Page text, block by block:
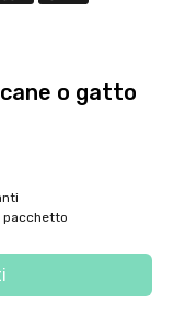
o gatto
pacchetto